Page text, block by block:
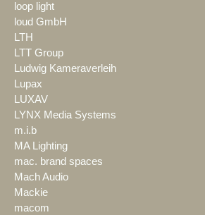
loop light
loud GmbH
LTH
LTT Group
Ludwig Kameraverleih
Lupax
LUXAV
LYNX Media Systems
m.i.b
MA Lighting
mac. brand spaces
Mach Audio
Mackie
macom